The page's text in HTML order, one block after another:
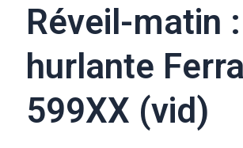
Réveil-matin :
hurlante
599XX (vid)